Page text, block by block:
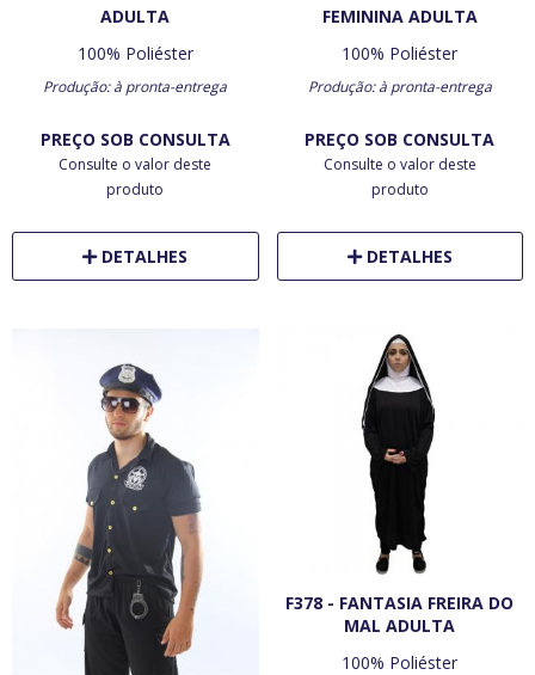
ADULTA
100% Poliéster
Produção: à pronta-entrega
PREÇO SOB CONSULTA
Consulte o valor deste
produto
DETALHES
FEMININA ADULTA
100% Poliéster
Produção: à pronta-entrega
PREÇO SOB CONSULTA
Consulte o valor deste
produto
DETALHES
F378 - FANTASIA FREIRA DO
MAL ADULTA
100% Poliéster